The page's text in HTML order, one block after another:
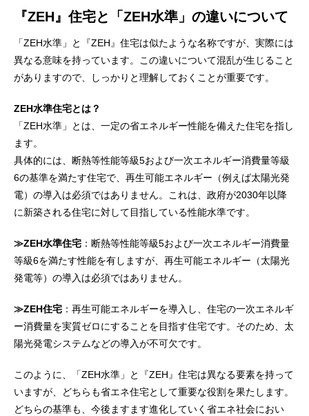
『ZEH』住宅と「ZEH水準」の違いについて
「ZEH水準」と『ZEH』住宅は似たような名称ですが、実際には
異なる意味を持っています。この違いについて混乱が生じること
がありますので、しっかりと理解しておくことが重要です。
ZEH水準住宅とは？
「ZEH水準」とは、一定の省エネルギー性能を備えた住宅を指し
ます。
具体的には、断熱等性能等級5および一次エネルギー消費量等級
6の基準を満たす住宅で、再生可能エネルギー（例えば太陽光発
電）の導入は必須ではありません。これは、政府が2030年以降
に新築される住宅に対して目指している性能水準です。
≫ZEH水準住宅 ：断熱等性能等級5および一次エネルギー消費量
等級6を満たす性能を有しますが、再生可能エネルギー（太陽光
発電等）の導入は必須ではありません。
≫ZEH住宅 ：再生可能エネルギーを導入し、住宅の一次エネルギ
ー消費量を実質ゼロにすることを目指す住宅です。そのため、太
陽光発電システムなどの導入が不可欠です。
このように、「ZEH水準」と『ZEH』住宅は異なる要素を持って
いますが、どちらも省エネ住宅として重要な役割を果たします。
どちらの基準も、今後ますます進化していく省エネ社会におい